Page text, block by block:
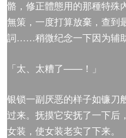
骼，修正體態用的那種特
無策，一度打算放棄，查到
詞……稍微纪念一下因为辅
「太、太糟了——！」
银锁一副厌恶的样子如镰刀
过来。抚摸它安抚了一下后
女装，使女装老实了下来。